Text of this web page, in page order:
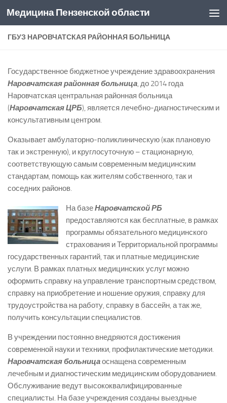
Перейти к содержимому
Медицина Пензенской области
ГБУЗ НАРОВЧАТСКАЯ РАЙОННАЯ БОЛЬНИЦА
Государственное бюджетное учреждение здравоохранения
Наровчатская районная больница, до 2014 года
Наровчатская центральная районная больница
(Наровчатская ЦРБ), является лечебно-диагностическим и
консультативным центром.
Оказывает амбулаторно-поликлиническую (как плановую
так и экстренную), и круглосуточную – стационарную,
соответствующую самым современным медицинским
стандартам, помощь как жителям собственного, так и
соседних районов.
На базеНаровчатской РБ
предоставляются как бесплатные, в рамках
программы обязательного медицинского
страхования и Территориальной программы
государственных гарантий, так и платные медицинские
услуги. В рамках платных медицинских услуг можно
оформить справку на управление транспортным средством,
справку на приобретение и ношение оружия, справку для
трудоустройства на работу, справку в бассейн, а так же,
получить консультации специалистов.
В учреждении постоянно внедряются достижения
современной науки и техники, профилактические методики.
Наровчатская больницаоснащена современным
лечебным и диагностическим медицинским оборудованием.
Обслуживание ведут высококвалифицированные
специалисты. На базе учреждения созданы выездные